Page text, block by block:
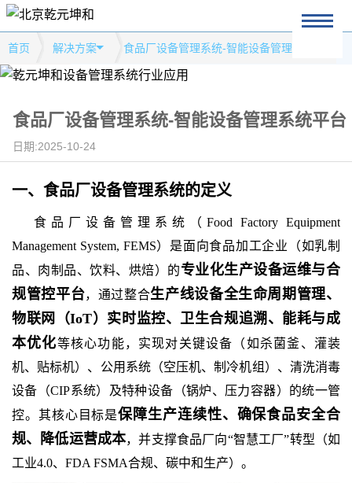
首页 解决方案 食品厂设备管理系统-智能设备管理系统平台
食品厂设备管理系统-智能设备管理系统平台
日期:2025-10-24
一、 食品厂设备管理系统的定义
食品厂设备管理系统（Food Factory Equipment
Management System, FEMS）是面向食品加工企业（如乳制
品、肉制品、饮料、烘焙）的专业化生产设备运维与合
规管控平台，通过整合生产线设备全生命周期管理、
物联网（IoT）实时监控、卫生合规追溯、能耗与成
本优化等核心功能，实现对关键设备（如杀菌釜、灌装
机、贴标机）、公用系统（空压机、制冷机组）、清洗消毒
设备（CIP系统）及特种设备（锅炉、压力容器）的统一管
控。其核心目标是保障生产连续性、确保食品安全合
规、降低运营成本，并支撑食品厂向“智慧工厂”转型（如
工业4.0、FDA FSMA合规、碳中和生产）。